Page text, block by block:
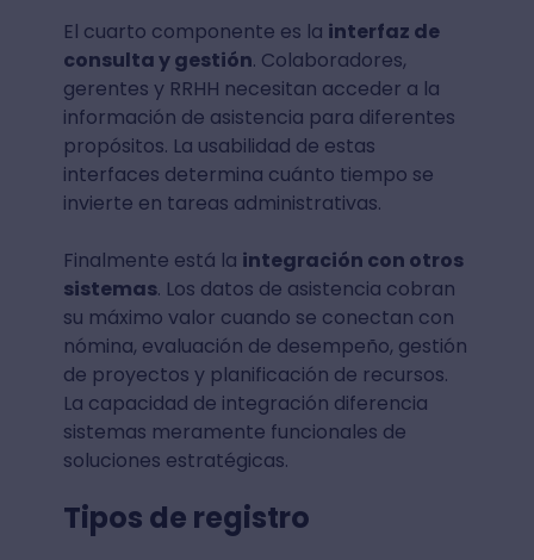
El cuarto componente es la interfaz de
consulta y gestión. Colaboradores,
gerentes y RRHH necesitan acceder a la
información de asistencia para diferentes
propósitos. La usabilidad de estas
interfaces determina cuánto tiempo se
invierte en tareas administrativas.
Finalmente está la integración con otros
sistemas. Los datos de asistencia cobran
su máximo valor cuando se conectan con
nómina, evaluación de desempeño, gestión
de proyectos y planificación de recursos.
La capacidad de integración diferencia
sistemas meramente funcionales de
soluciones estratégicas.
Tipos de registro